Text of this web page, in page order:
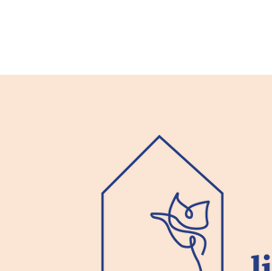
GAPピンクセオリー｜第三十